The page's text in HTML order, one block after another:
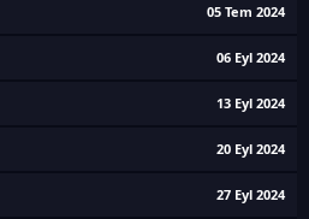
05 Tem 2024
06 Eyl 2024
13 Eyl 2024
20 Eyl 2024
27 Eyl 2024